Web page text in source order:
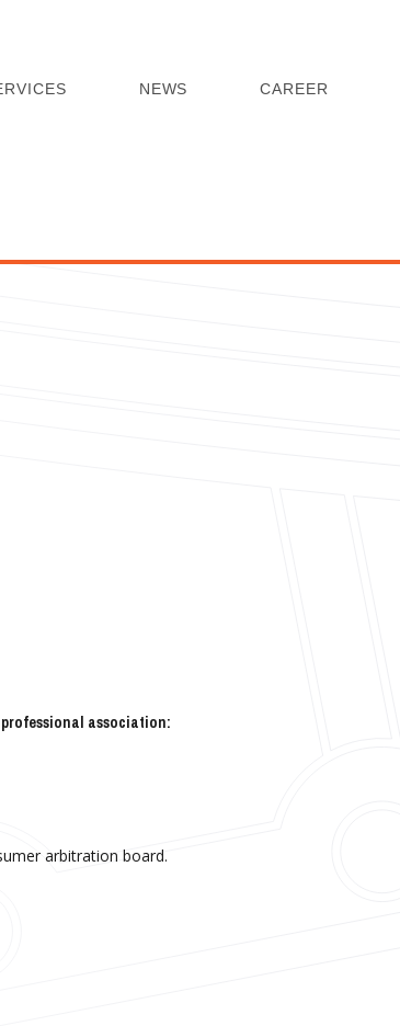
NEWS CAREER
association:
arbitration board.